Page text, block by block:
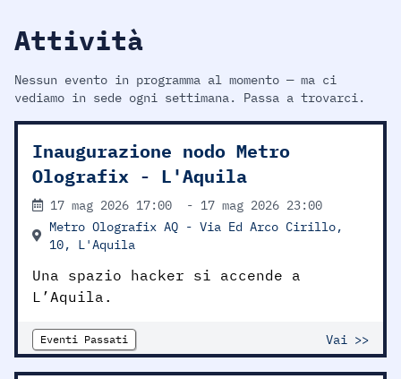
Attività
Nessun evento in programma al momento — ma ci
vediamo in sede ogni settimana. Passa a trovarci.
Inaugurazione nodo Metro
Olografix - L'Aquila
17 mag 2026 17:00 - 17 mag 2026 23:00
Metro Olografix AQ - Via Ed Arco Cirillo,
10, L'Aquila
Una spazio hacker si accende a
L’Aquila.
Eventi Passati Vai >>